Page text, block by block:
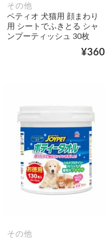
その他
ペティオ 犬猫用 顔まわり
用 シートでふきとる シャ
ンプーティッシュ 30枚
¥360
その他